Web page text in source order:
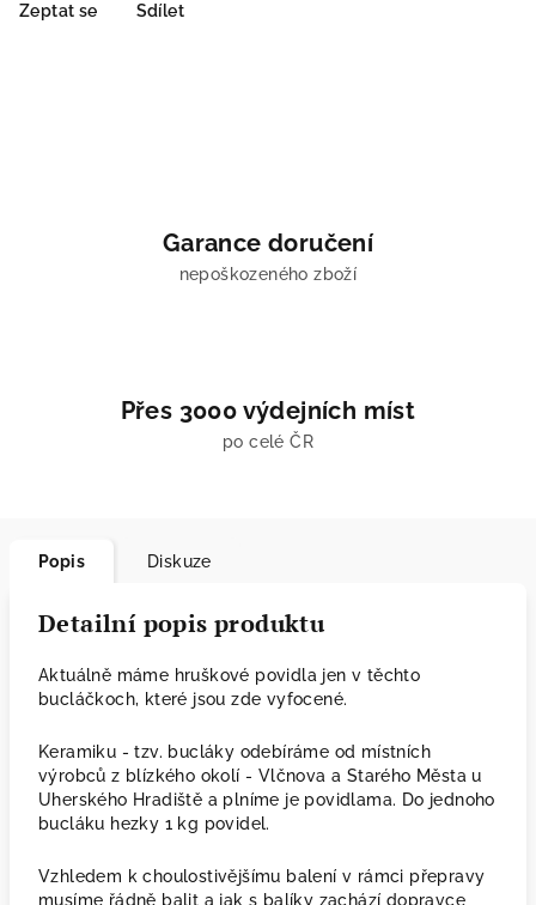
Zeptat se Sdílet
Garance doručení
nepoškozeného zboží
Přes 3000 výdejních míst
po celé ČR
Popis Diskuze
Detailní popis produktu
Aktuálně máme hruškové povidla jen v těchto
bucláčkoch, které jsou zde vyfocené.
Keramiku - tzv. bucláky odebíráme od místních
výrobců z blízkého okolí - Vlčnova a Starého Města u
Uherského Hradiště a plníme je povidlama. Do jednoho
bucláku hezky 1 kg povidel.
Vzhledem k choulostivějšímu balení v rámci přepravy
musíme řádně balit a jak s balíky zachází dopravce